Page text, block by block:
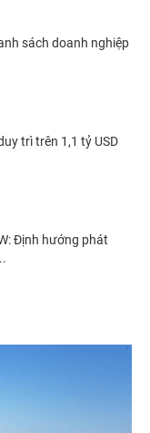
sách doanh nghiệp
trì trên 1,1 tỷ USD
Định hướng phát